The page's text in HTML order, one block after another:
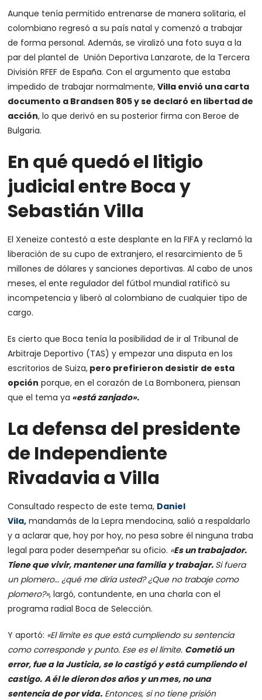
Aunque tenía permitido entrenarse de manera solitaria, el
colombiano regresó a su país natal y comenzó a trabajar
de forma personal. Además, se viralizó una foto suya a la
par del plantel de Unión Deportiva Lanzarote, de la Tercera
División RFEF de España. Con el argumento que estaba
impedido de trabajar normalmente,Villa envió una carta
documento a Brandsen 805 y se declaró en libertad de
acción, lo que derivó en su posterior firma con Beroe de
Bulgaria.
En qué quedó el litigio
judicial entre Boca y
Sebastián Villa
El Xeneize contestó a este desplante en la FIFA y reclamó la
liberación de su cupo de extranjero, el resarcimiento de 5
millones de dólares y sanciones deportivas. Al cabo de unos
meses, el ente regulador del fútbol mundial ratificó su
incompetencia y liberó al colombiano de cualquier tipo de
cargo.
Es cierto que Boca tenía la posibilidad de ir al Tribunal de
Arbitraje Deportivo (TAS) y empezar una disputa en los
escritorios de Suiza, pero prefirieron desistir de esta
opción porque, en el corazón de La Bombonera, piensan
que el tema ya «está zanjado».
La defensa del presidente
de Independiente
Rivadavia a Villa
Consultado respecto de este tema, Daniel
Vila, mandamás de la Lepra mendocina, salió a respaldarlo
y a aclarar que, hoy por hoy, no pesa sobre él ninguna traba
legal para poder desempeñar su oficio. «Es un trabajador.
Tiene que vivir, mantener una familia y trabajar. Si fuera
un plomero… ¿qué me diría usted? ¿Que no trabaje como
plomero?», largó, contundente, en una charla con el
programa radial Boca de Selección.
Y aportó: «El límite es que está cumpliendo su sentencia
como corresponde y punto. Ese es el límite. Cometió un
error, fue a la Justicia, se lo castigó y está cumpliendo el
castigo. A él le dieron dos años y un mes, no una
sentencia de por vida. Entonces, si no tiene prisión